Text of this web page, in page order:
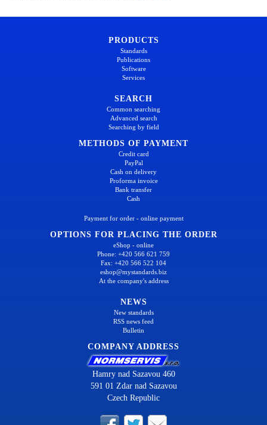
PRODUCTS
Standards
Publications
Software
Services
SEARCH
Common searching
Advanced search
Searching by field
METHODS OF PAYMENT
Credit card
PayPal
Cash on delivery
Proforma invoice
Bank transfer
Cash
Payment for order - online payment
OPTIONS FOR PLACING THE ORDER
eShop - online
Phone: +420 566 621 759
Fax: +420 566 522 104
eshop@mystandards.biz
At the company's address
NEWS
New standards
RSS news feed
Bulletin
COMPANY ADDRESS
Hamry nad Sazavou 460
591 01 Zdar nad Sazavou
Czech Republic